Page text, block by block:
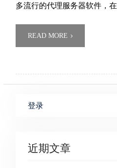
多流行的代理服务器软件，在
READ MORE
登录
近期文章